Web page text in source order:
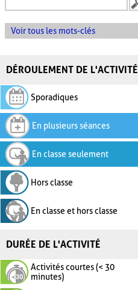
Voir tous les mots-clés
DÉROULEMENT DE L'ACTIVITÉ
Sporadiques
En plusieurs séances
En classe seulement
Hors classe
En classe et hors classe
DURÉE DE L'ACTIVITÉ
Activités courtes (< 30
minutes)